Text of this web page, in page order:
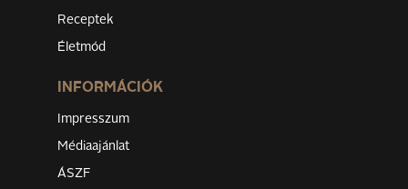
Receptek
Életmód
INFORMÁCIÓK
Impresszum
Médiaajánlat
ÁSZF